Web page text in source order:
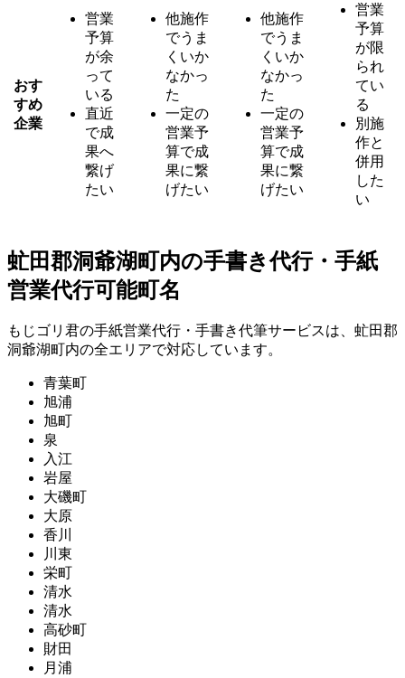
おす
すめ
企業
営業
予算
が余
って
いる
直近
で成
果へ
繋げ
たい
他施作
でうま
くいか
なかっ
た
一定の
営業予
算で成
果に繋
げたい
他施作
でうま
くいか
なかっ
た
一定の
営業予
算で成
果に繋
げたい
営業
予算
が限
られ
てい
る
別施
作と
併用
した
い
虻田郡洞爺湖町内の手書き代行・手紙
営業代行可能町名
もじゴリ君の手紙営業代行・手書き代筆サービスは、虻田郡
洞爺湖町内の全エリアで対応しています。
青葉町
旭浦
旭町
泉
入江
岩屋
大磯町
大原
香川
川東
栄町
清水
清水
高砂町
財田
月浦